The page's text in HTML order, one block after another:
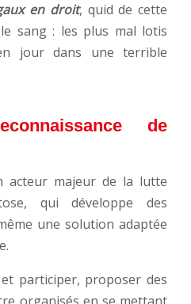
en droit, quid de cette
sang : les plus mal lotis
jour dans une terrible
de
acteur majeur de la lutte
qui développe des
une solution adaptée
participer, proposer des